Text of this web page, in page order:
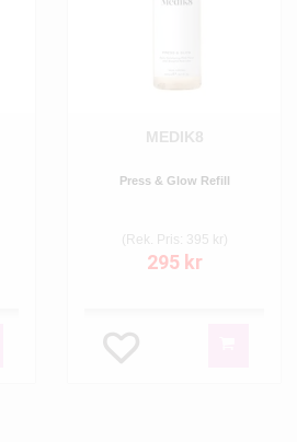
MEDIK8
Press & Glow Refill
(Rek. Pris: 395 kr)
295 kr